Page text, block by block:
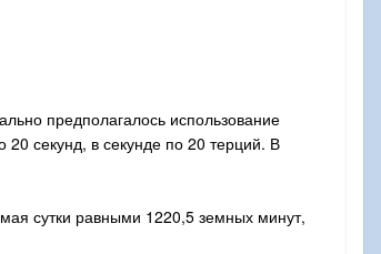
предполагалось использование
20 секунд, в секунде по 20 терций. В
сутки равными 1220,5 земных минут,